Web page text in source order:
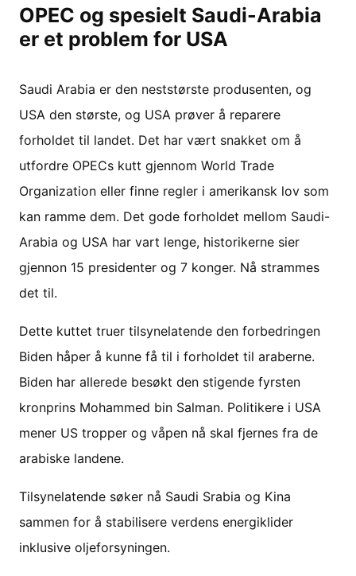
OPEC og spesielt Saudi-Arabia
er et problem for USA
Saudi Arabia er den neststørste produsenten, og
USA den største, og USA prøver å reparere
forholdet til landet. Det har vært snakket om å
utfordre OPECs kutt gjennom World Trade
Organization eller finne regler i amerikansk lov som
kan ramme dem. Det gode forholdet mellom Saudi-
Arabia og USA har vart lenge, historikerne sier
gjennon 15 presidenter og 7 konger. Nå strammes
det til.
Dette kuttet truer tilsynelatende den forbedringen
Biden håper å kunne få til i forholdet til araberne.
Biden har allerede besøkt den stigende fyrsten
kronprins Mohammed bin Salman. Politikere i USA
mener US tropper og våpen nå skal fjernes fra de
arabiske landene.
Tilsynelatende søker nå Saudi Srabia og Kina
sammen for å stabilisere verdens energiklider
inklusive oljeforsyningen.